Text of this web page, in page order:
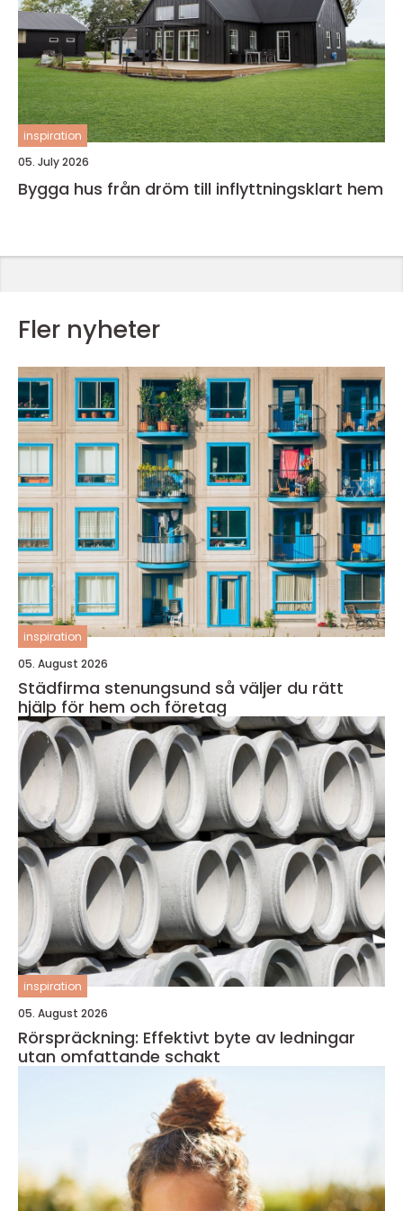
inspiration
05. July 2026
Bygga hus från dröm till inflyttningsklart hem
Fler nyheter
inspiration
05. August 2026
Städfirma stenungsund så väljer du rätt
hjälp för hem och företag
inspiration
05. August 2026
Rörspräckning: Effektivt byte av ledningar
utan omfattande schakt